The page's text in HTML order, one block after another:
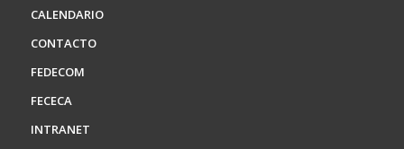
CALENDARIO
CONTACTO
FEDECOM
FECECA
INTRANET